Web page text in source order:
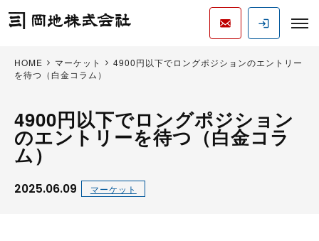
HOME マーケット
4900円以下でロングポジションのエントリー
を待つ（白金コラム）
4900円以下でロングポジション
のエントリーを待つ（白金コラ
ム）
2025.06.09 マーケット